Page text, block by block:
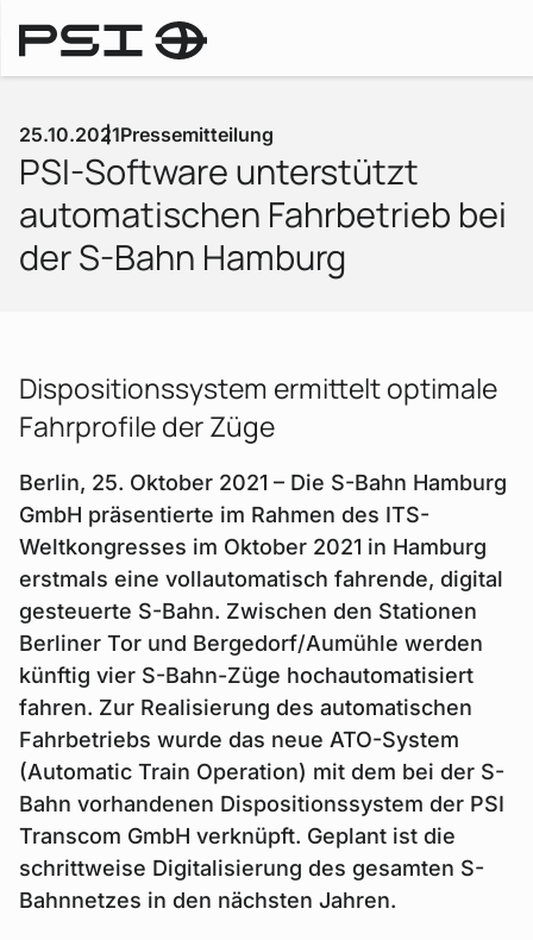
25.10.2021Pressemitteilung
PSI-Software unterstützt
automatischen Fahrbetrieb bei
der S-Bahn Hamburg
Dispositionssystem ermittelt optimale
Fahrprofile der Züge
Berlin, 25. Oktober 2021 – Die S-Bahn Hamburg
GmbH präsentierte im Rahmen des ITS-
Weltkongresses im Oktober 2021 in Hamburg
erstmals eine vollautomatisch fahrende, digital
gesteuerte S-Bahn. Zwischen den Stationen
Berliner Tor und Bergedorf/Aumühle werden
künftig vier S-Bahn-Züge hochautomatisiert
fahren. Zur Realisierung des automatischen
Fahrbetriebs wurde das neue ATO-System
(Automatic Train Operation) mit dem bei der S-
Bahn vorhandenen Dispositionssystem der PSI
Transcom GmbH verknüpft. Geplant ist die
schrittweise Digitalisierung des gesamten S-
Bahnnetzes in den nächsten Jahren.